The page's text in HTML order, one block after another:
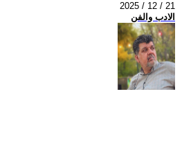
2025 / 12 / 21
الادب والفن